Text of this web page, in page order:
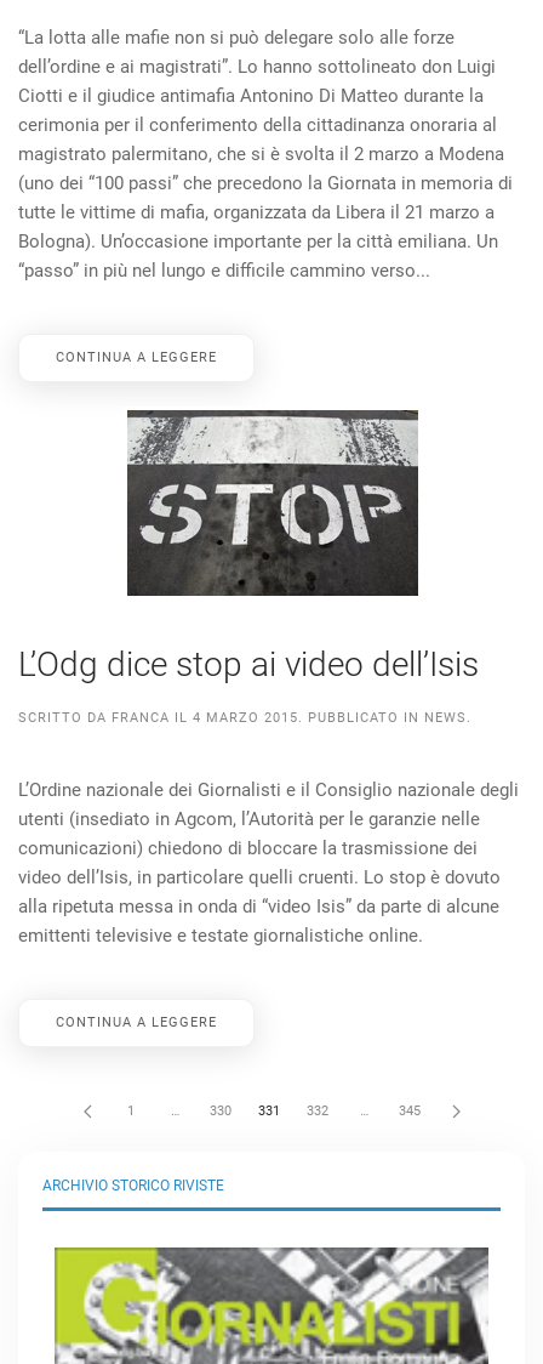
“La lotta alle mafie non si può delegare solo alle forze
dell’ordine e ai magistrati”. Lo hanno sottolineato don Luigi
Ciotti e il giudice antimafia Antonino Di Matteo durante la
cerimonia per il conferimento della cittadinanza onoraria al
magistrato palermitano, che si è svolta il 2 marzo a Modena
(uno dei “100 passi” che precedono la Giornata in memoria di
tutte le vittime di mafia, organizzata da Libera il 21 marzo a
Bologna). Un’occasione importante per la città emiliana. Un
“passo” in più nel lungo e difficile cammino verso...
CONTINUA A LEGGERE
L’Odg dice stop ai video dell’Isis
SCRITTO DA FRANCA IL 4 MARZO 2015. PUBBLICATO IN NEWS .
L’Ordine nazionale dei Giornalisti e il Consiglio nazionale degli
utenti (insediato in Agcom, l’Autorità per le garanzie nelle
comunicazioni) chiedono di bloccare la trasmissione dei
video dell’Isis, in particolare quelli cruenti. Lo stop è dovuto
alla ripetuta messa in onda di “video Isis” da parte di alcune
emittenti televisive e testate giornalistiche online.
CONTINUA A LEGGERE
1 … 330 331 332 … 345
ARCHIVIO STORICO RIVISTE